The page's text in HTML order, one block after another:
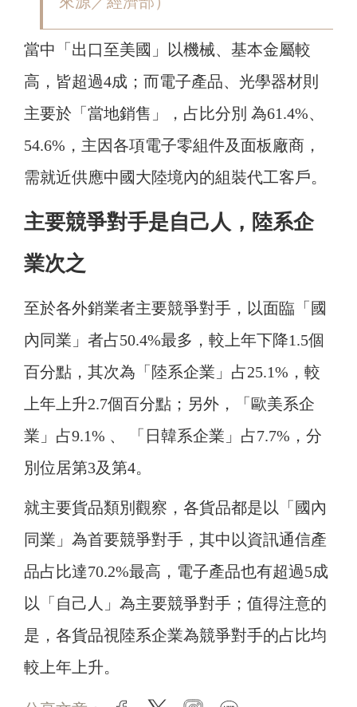
當中「出口至美國」以機械、基本金屬較
高，皆超過4成；而電子產品、光學器材則
主要於「當地銷售」，占比分別 為61.4%、
54.6%，主因各項電子零組件及面板廠商，
需就近供應中國大陸境內的組裝代工客戶。
主要競爭對手是自己人，陸系企
業次之
至於各外銷業者主要競爭對手，以面臨「國
內同業」者占50.4%最多，較上年下降1.5個
百分點，其次為「陸系企業」占25.1%，較
上年上升2.7個百分點；另外，「歐美系企
業」占9.1% 、 「日韓系企業」占7.7%，分
別位居第3及第4。
就主要貨品類別觀察，各貨品都是以「國內
同業」為首要競爭對手，其中以資訊通信產
品占比達70.2%最高，電子產品也有超過5成
以「自己人」為主要競爭對手；值得注意的
是，各貨品視陸系企業為競爭對手的占比均
較上年上升。